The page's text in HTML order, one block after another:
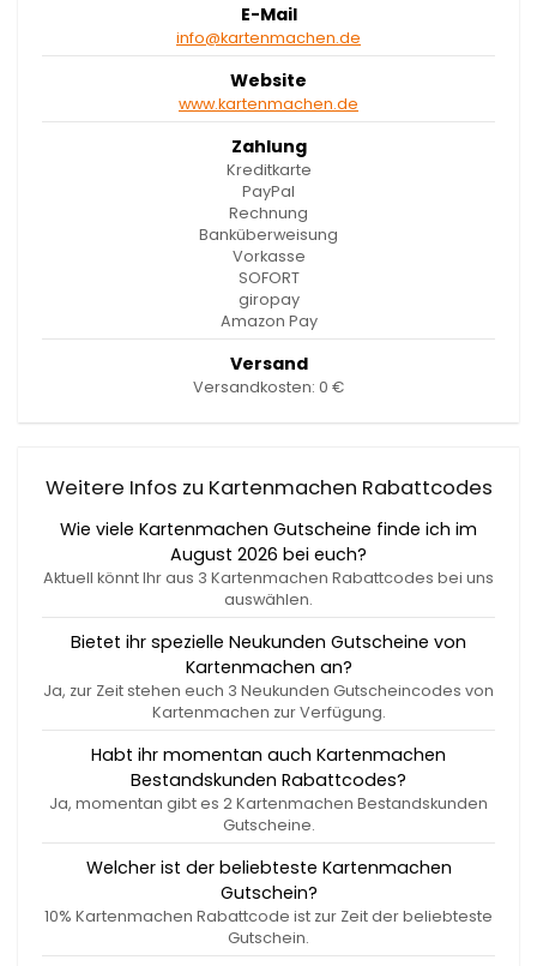
E-Mail
info@kartenmachen.de
Website
www.kartenmachen.de
Zahlung
Kreditkarte
PayPal
Rechnung
Banküberweisung
Vorkasse
SOFORT
giropay
Amazon Pay
Versand
Versandkosten: 0 €
Weitere Infos zu Kartenmachen Rabattcodes
Wie viele Kartenmachen Gutscheine finde ich im
August 2026 bei euch?
Aktuell könnt Ihr aus 3 Kartenmachen Rabattcodes bei uns
auswählen.
Bietet ihr spezielle Neukunden Gutscheine von
Kartenmachen an?
Ja, zur Zeit stehen euch 3 Neukunden Gutscheincodes von
Kartenmachen zur Verfügung.
Habt ihr momentan auch Kartenmachen
Bestandskunden Rabattcodes?
Ja, momentan gibt es 2 Kartenmachen Bestandskunden
Gutscheine.
Welcher ist der beliebteste Kartenmachen
Gutschein?
10% Kartenmachen Rabattcode ist zur Zeit der beliebteste
Gutschein.